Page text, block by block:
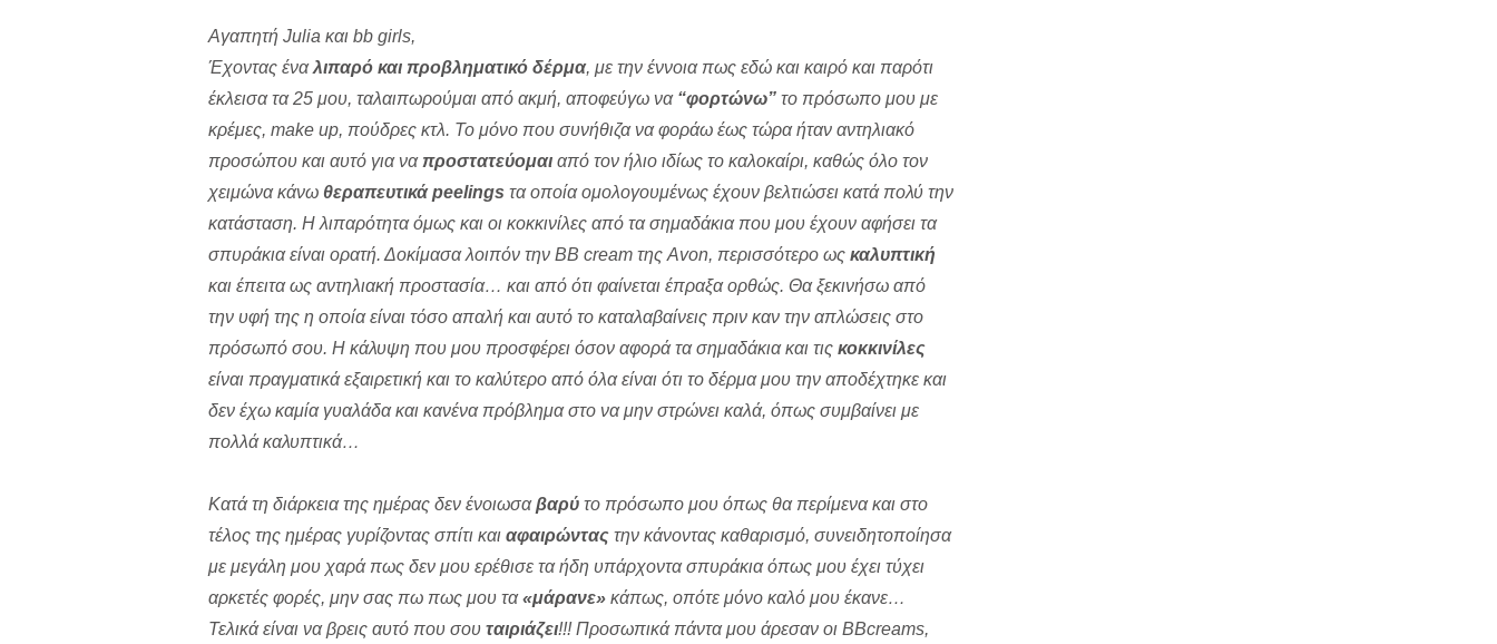
Aγαπητή Julia και bb girls,
Έχοντας έναλιπαρό και προβληματικό δέρμα, με την έννοια πως εδώ και καιρό και παρότι
έκλεισα τα 25 μου, ταλαιπωρούμαι από ακμή, αποφεύγω να “φορτώνω” το πρόσωπο μου με
κρέμες, make up, πούδρες κτλ. Το μόνο που συνήθιζα να φοράω έως τώρα ήταν αντηλιακό
προσώπου και αυτό για να προστατεύομαι από τον ήλιο ιδίως το καλοκαίρι, καθώς όλο τον
χειμώνα κάνω θεραπευτικά peelings τα οποία ομολογουμένως έχουν βελτιώσει κατά πολύ την
κατάσταση. Η λιπαρότητα όμως και οι κοκκινίλες από τα σημαδάκια που μου έχουν αφήσει τα
σπυράκια είναι ορατή. Δοκίμασα λοιπόν την BB cream της Avon, περισσότερο ως καλυπτική
και έπειτα ως αντηλιακή προστασία… και από ότι φαίνεται έπραξα ορθώς. Θα ξεκινήσω από
την υφή της η οποία είναι τόσο απαλή και αυτό το καταλαβαίνεις πριν καν την απλώσεις στο
πρόσωπό σου. Η κάλυψη που μου προσφέρει όσον αφορά τα σημαδάκια και τις κοκκινίλες
είναι πραγματικά εξαιρετική και το καλύτερο από όλα είναι ότι το δέρμα μου την αποδέχτηκε και
δεν έχω καμία γυαλάδα και κανένα πρόβλημα στο να μην στρώνει καλά, όπως συμβαίνει με
πολλά καλυπτικά…
Κατά τη διάρκεια της ημέρας δεν ένοιωσαβαρύ το πρόσωπο μου όπως θα περίμενα και στο
τέλος της ημέρας γυρίζοντας σπίτι και αφαιρώντας την κάνοντας καθαρισμό, συνειδητοποίησα
με μεγάλη μου χαρά πως δεν μου ερέθισε τα ήδη υπάρχοντα σπυράκια όπως μου έχει τύχει
αρκετές φορές, μην σας πω πως μου τα«μάρανε» κάπως, οπότε μόνο καλό μου έκανε…
Τελικά είναι να βρεις αυτό που σου ταιριάζει!!! Προσωπικά πάντα μου άρεσαν οι ΒΒcreams,